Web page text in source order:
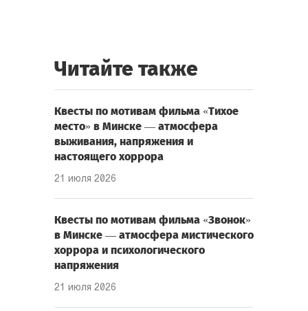
Читайте также
Квесты по мотивам фильма «Тихое
место» в Минске — атмосфера
выживания, напряжения и
настоящего хоррора
21 июля 2026
Квесты по мотивам фильма «Звонок»
в Минске — атмосфера мистического
хоррора и психологического
напряжения
21 июля 2026